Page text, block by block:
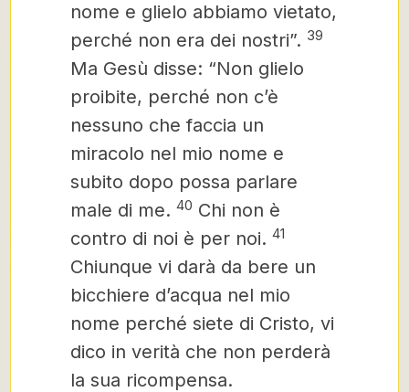
nome e glielo abbiamo vietato,
perché non era dei nostri”. 39
Ma Gesù disse: “Non glielo
proibite, perché non c’è
nessuno che faccia un
miracolo nel mio nome e
subito dopo possa parlare
male di me. 40 Chi non è
contro di noi è per noi. 41
Chiunque vi darà da bere un
bicchiere d’acqua nel mio
nome perché siete di Cristo, vi
dico in verità che non perderà
la sua ricompensa.